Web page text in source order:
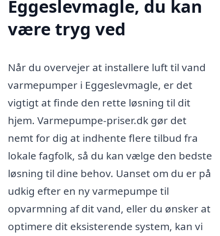
Eggeslevmagle, du kan
være tryg ved
Når du overvejer at installere luft til vand
varmepumper i Eggeslevmagle, er det
vigtigt at finde den rette løsning til dit
hjem. Varmepumpe-priser.dk gør det
nemt for dig at indhente flere tilbud fra
lokale fagfolk, så du kan vælge den bedste
løsning til dine behov. Uanset om du er på
udkig efter en ny varmepumpe til
opvarmning af dit vand, eller du ønsker at
optimere dit eksisterende system, kan vi